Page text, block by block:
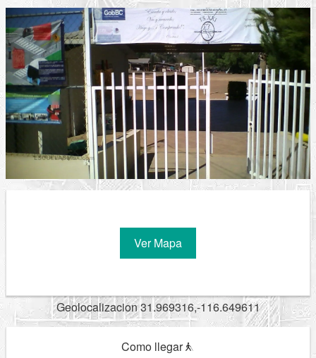
Ver Mapa
Geolocalizacion 31.969316,-116.649611
Como llegar